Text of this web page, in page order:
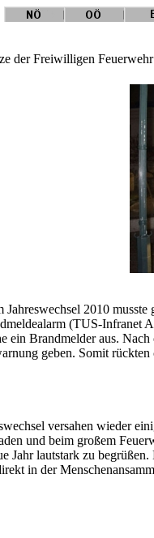
der Freiwilligen
Jahreswechsel 2010
(TUS-Infranet
ein Brandmelder aus.
geben. Somit
versahen wieder
und beim großem
Jahr lautstark zu
in der